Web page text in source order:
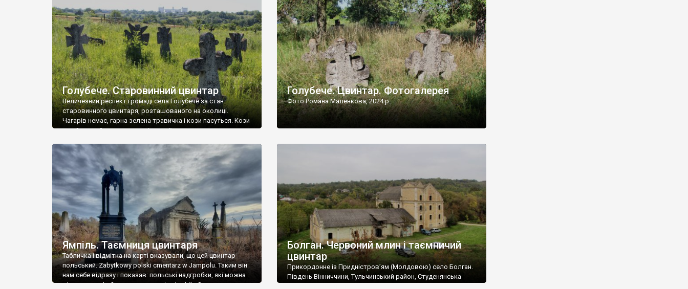
[…]
Голубече. Старовинний цвинтар
Величезний респект громаді села Голубече за стан
старовинного цвинтаря, розташованого на околиці.
Чагарів немає, гарна зелена травичка і кози пасуться. Кози
– найкращий регулятор шкідливої, для старих кладовищ,
бруньками, кози ті бруньки обгризають, бо то улюблений
делікатес. На цвинтарі у Голубечому ціла колекція
різноманітних форм хрестів. Село відносно невелике, […]
Голубече. Цвинтар. Фотогалерея
Фото Романа Маленкова, 2024 р.
Ямпіль. Таємниця цвинтаря
Табличка і відмітка на карті вказували, що цей цвинтар
польський. Zabytkowy polski cmentarz w Jampolu. Таким він
нам себе відразу і показав: польські надгробки, які можна
віднести до фабричних, польські епітафії… Загалом цвинтар
Болган. Червоний млин і таємничий
цвинтар
Прикордонне із Придністров’ям (Молдовою) село Болган.
Південь Вінниччини, Тульчинський район, Студенянська